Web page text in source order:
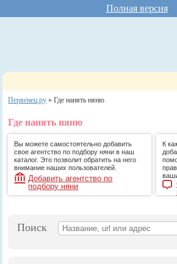
Полная версия
Первенец.ру »Где нанять няню
Где нанять няню
Вы можете самостоятельно добавить
свое агентство по подбору няни в наш
каталог. Это позволит обратить на него
внимание наших пользователей.
Добавить агентство по
подбору няни
К
Поиск